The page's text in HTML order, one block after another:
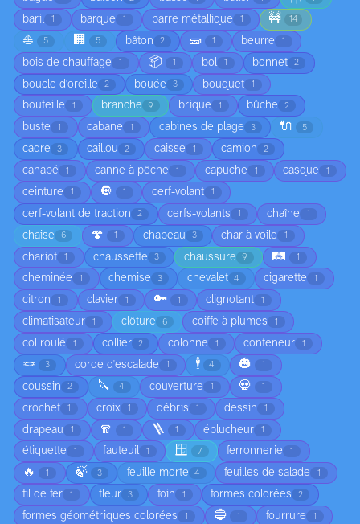
baril 1 barque 1 barre métallique 1 🚧 14
⛵ 5 🏢 5 bâton 2 🧱 1 beurre 1
bois de chauffage 1 📦 1 bol 1 bonnet 2
boucle d'oreille 2 bouée 3 bouquet 1
bouteille 1 branche 9 brique 1 bûche 2
buste 1 cabane 1 cabines de plage 3 🔌 5
cadre 3 caillou 2 caisse 1 camion 2
canapé 1 canne à pêche 1 capuche 1 casque 1
ceinture 1 🔘 1 cerf-volant 1
cerf-volant de traction 2 cerfs-volants 1 chaîne 1
chaise 6 🍄 1 chapeau 3 char à voile 1
chariot 1 chaussette 3 chaussure 9 🛤️ 1
cheminée 1 chemise 3 chevalet 4 cigarette 1
citron 1 clavier 1 🔑 1 clignotant 1
climatisateur 1 clôture 6 coiffe à plumes 1
col roulé 1 collier 2 colonne 1 conteneur 1
🪢 3 corde d'escalade 1 🕴️ 4 🎃 1
coussin 2 🔪 4 couverture 1 💀 1
crochet 1 croix 1 débris 1 dessin 1
drapeau 1 🧣 1 🪜 1 éplucheur 1
étiquette 1 fauteuil 1 🪟 7 ferronnerie 1
🔥 1 🍃 3 feuille morte 4 feuilles de salade 1
fil de fer 1 fleur 3 foin 1 formes colorées 2
formes géométriques colorées 1 🔵 1 fourrure 1